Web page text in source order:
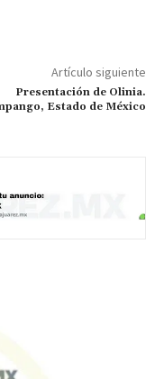
Artículo siguiente
Presentación de Olinia.
Estado de México